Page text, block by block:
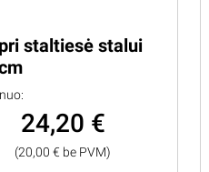
staltiesė stalui
24,20 €
(20,00 € be PVM)